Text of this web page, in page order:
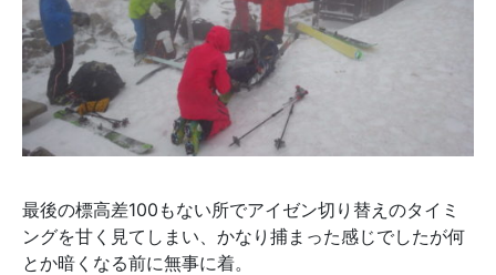
最後の標高差100もない所でアイゼン切り替えのタイミ
ングを甘く見てしまい、かなり捕まった感じでしたが何
とか暗くなる前に無事に着。